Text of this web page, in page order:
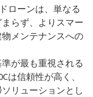
ローンは、単なる
らず、よりスマー
物メンテナンスへの
が最も重視される
は信頼性が高く、
リューションとし